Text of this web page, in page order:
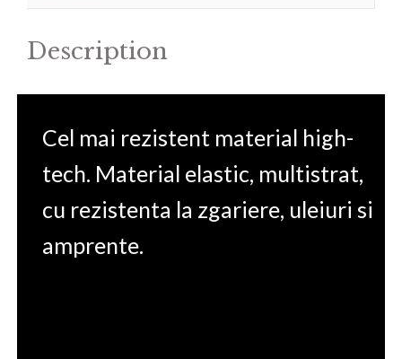
Description
Cel mai rezistent material high-
tech. Material elastic, multistrat,
cu rezistenta la zgariere, uleiuri si
amprente.